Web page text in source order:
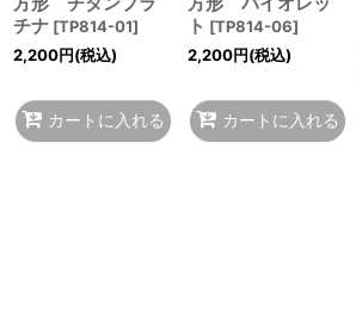
チナ [TP814-01]
2,200円(税込)
カートに入れる
ト [TP814-06]
2,200円(税込)
カートに入れる